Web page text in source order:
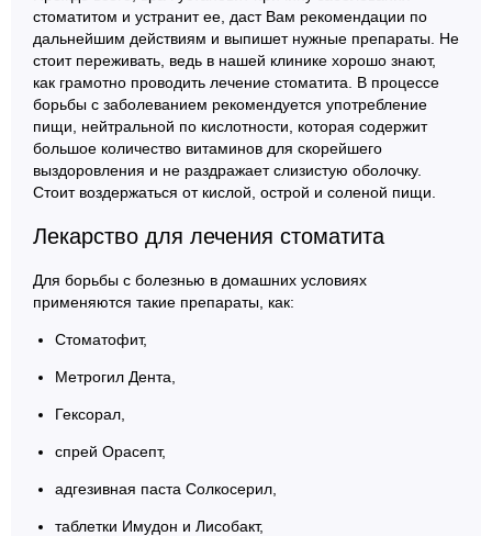
стоматитом и устранит ее, даст Вам рекомендации по
дальнейшим действиям и выпишет нужные препараты. Не
стоит переживать, ведь в нашей клинике хорошо знают,
как грамотно проводить лечение стоматита. В процессе
борьбы с заболеванием рекомендуется употребление
пищи, нейтральной по кислотности, которая содержит
большое количество витаминов для скорейшего
выздоровления и не раздражает слизистую оболочку.
Стоит воздержаться от кислой, острой и соленой пищи.
Лекарство для лечения стоматита
Для борьбы с болезнью в домашних условиях
применяются такие препараты, как:
Стоматофит,
Метрогил Дента,
Гексорал,
спрей Орасепт,
адгезивная паста Солкосерил,
таблетки Имудон и Лисобакт,